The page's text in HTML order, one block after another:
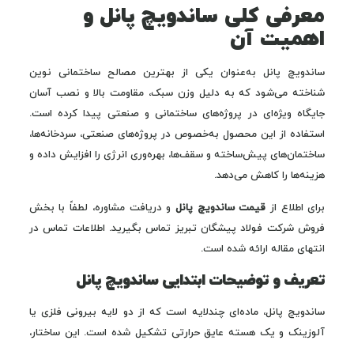
معرفی کلی ساندویچ پانل و
اهمیت آن
ساندویچ پانل به‌عنوان یکی از بهترین مصالح ساختمانی نوین
شناخته می‌شود که به دلیل وزن سبک، مقاومت بالا و نصب آسان
جایگاه ویژه‌ای در پروژه‌های ساختمانی و صنعتی پیدا کرده است.
استفاده از این محصول به‌خصوص در پروژه‌های صنعتی، سردخانه‌ها،
ساختمان‌های پیش‌ساخته و سقف‌ها، بهره‌وری انرژی را افزایش داده و
هزینه‌ها را کاهش می‌دهد.
برای اطلاع از قیمت ساندویچ پانل و دریافت مشاوره، لطفاً با بخش
فروش شرکت فولاد پیشگان تبریز تماس بگیرید. اطلاعات تماس در
انتهای مقاله ارائه شده است.
تعریف و توضیحات ابتدایی ساندویچ پانل
ساندویچ پانل، ماده‌ای چندلایه است که از دو لایه بیرونی فلزی یا
آلوزینک و یک هسته عایق حرارتی تشکیل شده است. این ساختار،